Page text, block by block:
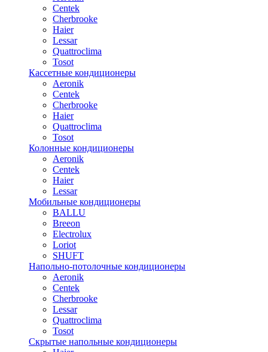
Centek
Cherbrooke
Haier
Lessar
Quattroclima
Tosot
Кассетные кондиционеры
Aeronik
Centek
Cherbrooke
Haier
Quattroclima
Tosot
Колонные кондиционеры
Aeronik
Centek
Haier
Lessar
Мобильные кондиционеры
BALLU
Breeon
Electrolux
Loriot
SHUFT
Напольно-потолочные кондиционеры
Aeronik
Centek
Cherbrooke
Lessar
Quattroclima
Tosot
Скрытые напольные кондиционеры